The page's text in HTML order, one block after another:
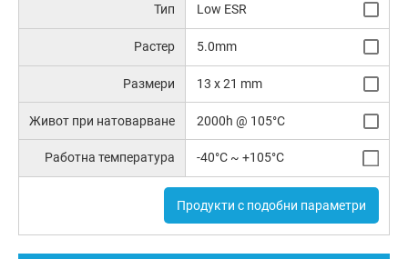
Тип Low ESR
Растер 5.0mm
Размери 13 x 21 mm
Живот при натоварване 2000h @ 105°C
Работна температура -40°C ~ +105°C
Продукти с подобни параметри